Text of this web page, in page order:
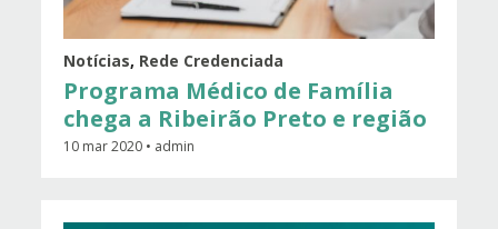
Notícias, Rede Credenciada
Programa Médico de Família
chega a Ribeirão Preto e região
10 mar 2020 • admin